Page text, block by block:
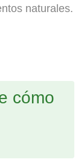
naturales.
cómo